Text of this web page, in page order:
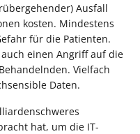
Ausfall
kosten. Mindestens
für die Patienten.
einen Angriff auf die
Vielfach
Daten.
hat, um die IT-